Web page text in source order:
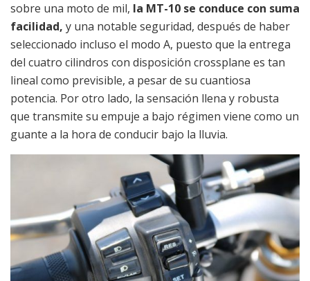
sobre una moto de mil, la MT-10 se conduce con suma
facilidad, y una notable seguridad, después de haber
seleccionado incluso el modo A, puesto que la entrega
del cuatro cilindros con disposición crossplane es tan
lineal como previsible, a pesar de su cuantiosa
potencia. Por otro lado, la sensación llena y robusta
que transmite su empuje a bajo régimen viene como un
guante a la hora de conducir bajo la lluvia.